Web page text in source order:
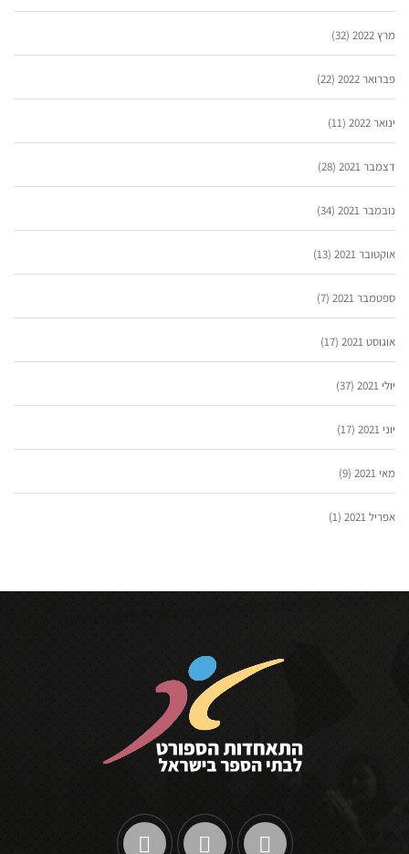
מרץ 2022 (32)
פברואר 2022 (22)
ינואר 2022 (11)
דצמבר 2021 (28)
נובמבר 2021 (34)
אוקטובר 2021 (13)
ספטמבר 2021 (7)
אוגוסט 2021 (17)
יולי 2021 (37)
יוני 2021 (17)
מאי 2021 (9)
אפריל 2021 (1)